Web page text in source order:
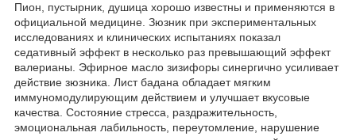
Пион, пустырник, душица хорошо известны и применяются в
официальной медицине. Зюзник при экспериментальных
исследованиях и клинических испытаниях показал
седативный эффект в несколько раз превышающий эффект
валерианы. Эфирное масло зизифоры синергично усиливает
действие зюзника. Лист бадана обладает мягким
иммуномодулирующим действием и улучшает вкусовые
качества. Состояние стресса, раздражительность,
эмоциональная лабильность, переутомление, нарушение